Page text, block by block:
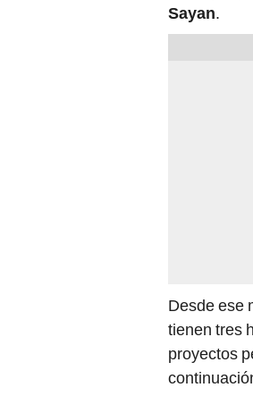
Sayan.
Desde ese
tienen tres
proyectos